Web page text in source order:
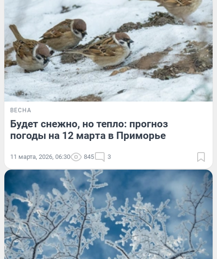
ВЕСНА
Будет снежно, но тепло: прогноз
погоды на 12 марта в Приморье
11 марта, 2026, 06:30 845 3